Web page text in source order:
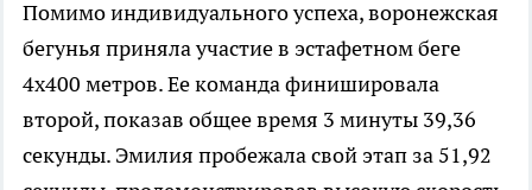
Помимо индивидуального успеха, воронежская
бегунья приняла участие в эстафетном беге
4х400 метров. Ее команда финишировала
второй, показав общее время 3 минуты 39,36
секунды. Эмилия пробежала свой этап за 51,92